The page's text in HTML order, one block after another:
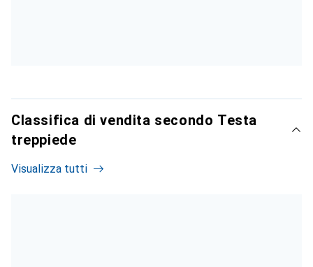
Classifica di vendita secondo Testa
treppiede
Visualizza tutti